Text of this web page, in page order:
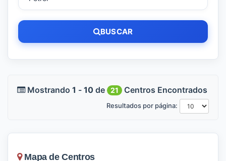
BUSCAR
Mostrando 1 - 10 de 21 Centros Encontrados
Resultados por página:
Mapa de Centros